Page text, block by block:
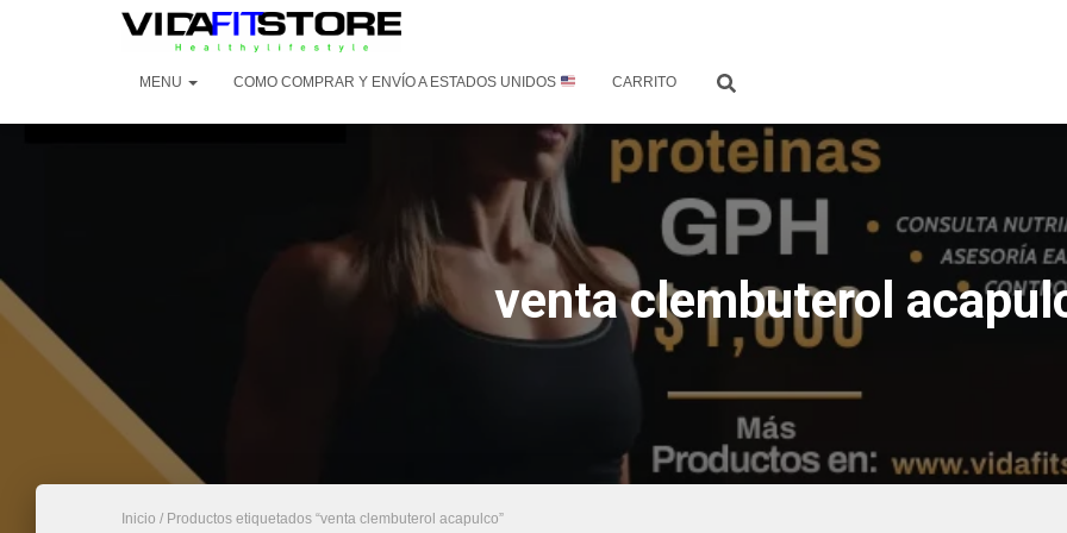
MENU COMO COMPRAR Y ENVÍO A ESTADOS UNIDOS CARRITO
venta clembuterol
Inicio / Productos etiquetados “venta clembuterol acapulco”